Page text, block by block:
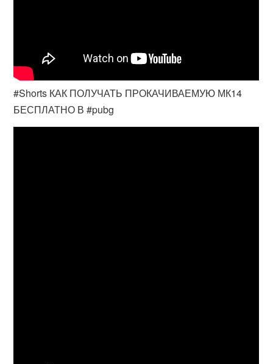
#Shorts КАК ПОЛУЧАТЬ ПРОКАЧИВАЕМУЮ МК14
БЕСПЛАТНО В #pubg